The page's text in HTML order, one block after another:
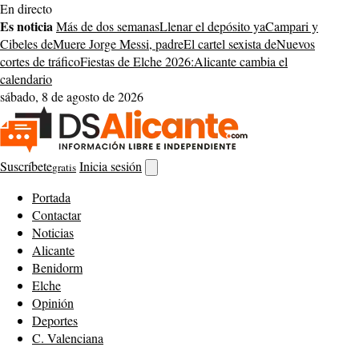
Saltar
al
contenido
En directo
Es noticiaMás de dos semanasLlenar el depósito yaCampari y
Cibeles deMuere Jorge Messi, padreEl cartel sexista deNuevos
cortes de tráficoFiestas de Elche 2026:Alicante cambia el
calendario
sábado, 8 de agosto de 2026
Suscríbetegratis Inicia sesión
buscador
Portada
Contactar
Noticias
Alicante
Benidorm
Elche
Opinión
Deportes
C. Valenciana